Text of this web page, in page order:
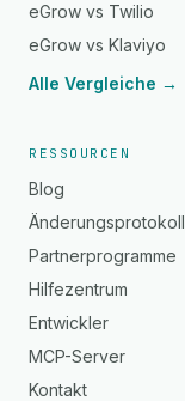
eGrow vs Twilio
eGrow vs Klaviyo
Alle Vergleiche →
RESSOURCEN
Blog
Änderungsprotokoll
Partnerprogramme
Hilfezentrum
Entwickler
MCP-Server
Kontakt